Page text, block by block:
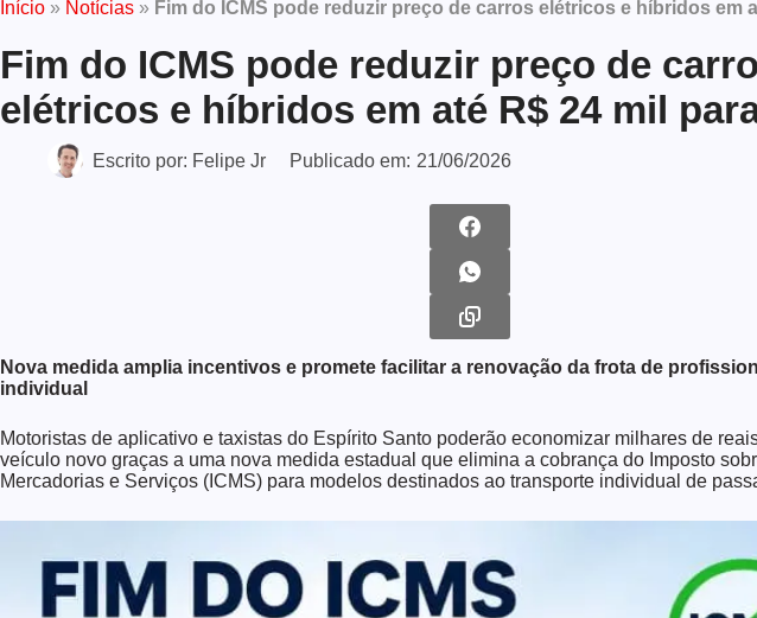
Início » Notícias » Fim do ICMS pode reduzir preço de carros elétricos e híbridos em
Fim do ICMS pode reduzir preço de
elétricos e híbridos em até R$ 24 mil
Escrito por: Felipe Jr Publicado em: 21/06/2026
Nova medida amplia incentivos e promete facilitar a renovação da frota de
individual
Motoristas de aplicativo e taxistas do Espírito Santo poderão economizar milhares de
veículo novo graças a uma nova medida estadual que elimina a cobrança do Imposto
Mercadorias e Serviços (ICMS) para modelos destinados ao transporte individual de